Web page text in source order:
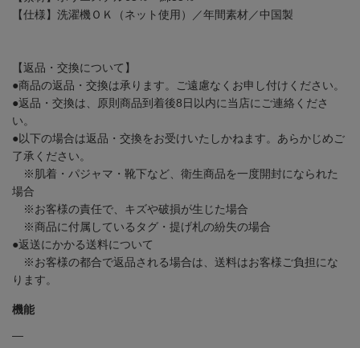
【仕様】洗濯機ＯＫ（ネット使用）／年間素材／中国製
【返品・交換について】
●商品の返品・交換は承ります。ご遠慮なくお申し付けください。
●返品・交換は、原則商品到着後8日以内に当店にご連絡くださ
い。
●以下の場合は返品・交換をお受けいたしかねます。あらかじめご
了承ください。
※肌着・パジャマ・靴下など、衛生商品を一度開封になられた
場合
※お客様の責任で、キズや破損が生じた場合
※商品に付属しているタグ・提げ札の紛失の場合
●返送にかかる送料について
※お客様の都合で返品される場合は、送料はお客様ご負担にな
ります。
機能
―